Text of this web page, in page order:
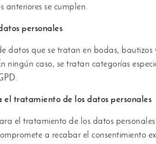
anteriores se cumplen.
personales
datos que se tratan en bodas, bautizos
ningún caso, se tratan categorías
.
el tratamiento de los datos personales
el tratamiento de los datos personales
a recabar el consentimiento